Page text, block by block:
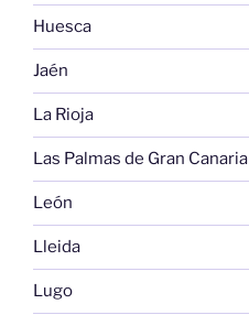
Huesca
Jaén
La Rioja
Las Palmas de Gran Canaria
León
Lleida
Lugo